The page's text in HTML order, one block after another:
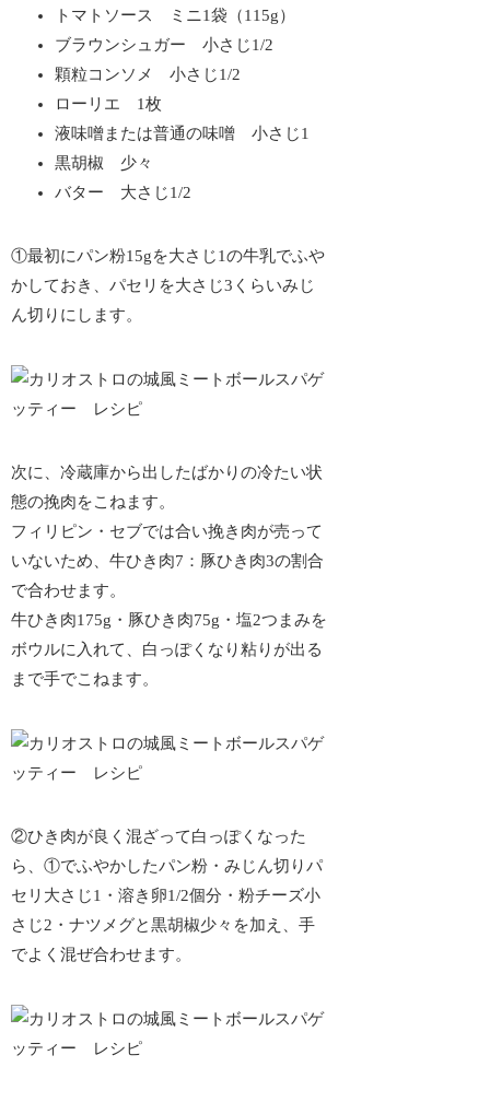
トマトソース ミニ1袋（115g）
ブラウンシュガー 小さじ1/2
顆粒コンソメ 小さじ1/2
ローリエ 1枚
液味噌または普通の味噌 小さじ1
黒胡椒 少々
バター 大さじ1/2
①最初にパン粉15gを大さじ1の牛乳でふや
かしておき、パセリを大さじ3くらいみじ
ん切りにします。
次に、冷蔵庫から出したばかりの冷たい状
態の挽肉をこねます。
フィリピン・セブでは合い挽き肉が売って
いないため、牛ひき肉7：豚ひき肉3の割合
で合わせます。
牛ひき肉175g・豚ひき肉75g・塩2つまみを
ボウルに入れて、白っぽくなり粘りが出る
まで手でこねます。
②ひき肉が良く混ざって白っぽくなった
ら、①でふやかしたパン粉・みじん切りパ
セリ大さじ1・溶き卵1/2個分・粉チーズ小
さじ2・ナツメグと黒胡椒少々を加え、手
でよく混ぜ合わせます。